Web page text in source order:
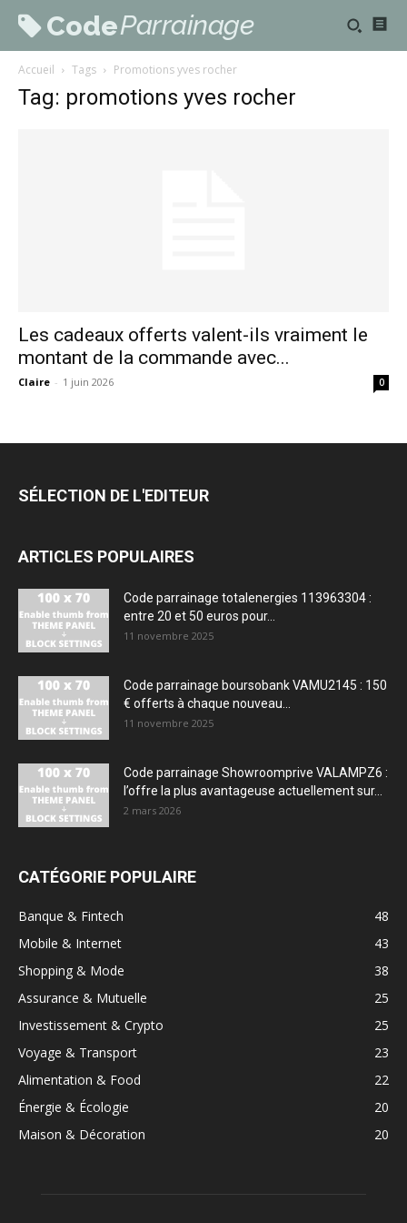
CodeParrainage
Accueil Tags Promotions yves rocher
Tag: promotions yves rocher
Les cadeaux offerts valent-ils vraiment le
montant de la commande avec...
Claire - 1 juin 2026 0
SÉLECTION DE L'EDITEUR
ARTICLES POPULAIRES
Code parrainage totalenergies 113963304 :
entre 20 et 50 euros pour...
11 novembre 2025
Code parrainage boursobank VAMU2145 : 150
€ offerts à chaque nouveau...
11 novembre 2025
Code parrainage Showroomprive VALAMPZ6 :
l’offre la plus avantageuse actuellement sur...
2 mars 2026
CATÉGORIE POPULAIRE
Banque & Fintech
48
Mobile & Internet
43
Shopping & Mode
38
Assurance & Mutuelle
25
Investissement & Crypto
25
Voyage & Transport
23
Alimentation & Food
22
Énergie & Écologie
20
Maison & Décoration
20